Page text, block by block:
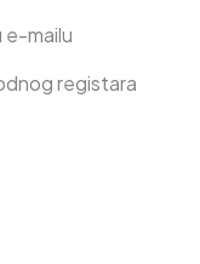
e-mailu
registara